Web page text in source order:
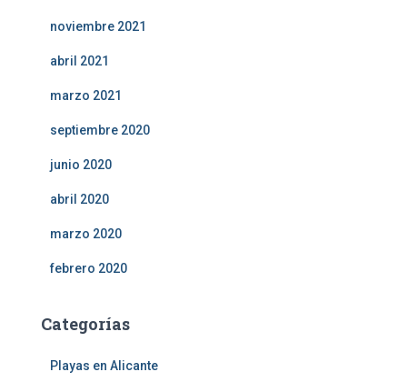
noviembre 2021
abril 2021
marzo 2021
septiembre 2020
junio 2020
abril 2020
marzo 2020
febrero 2020
Categorías
Playas en Alicante